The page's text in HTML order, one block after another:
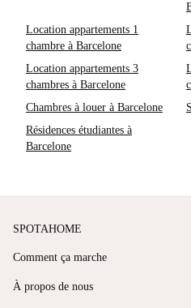
Location appartements 1
chambre à Barcelone
Location appartements 3
chambres à Barcelone
Chambres à louer à Barcelone
Résidences étudiantes à
Barcelone
SPOTAHOME
Comment ça marche
À propos de nous